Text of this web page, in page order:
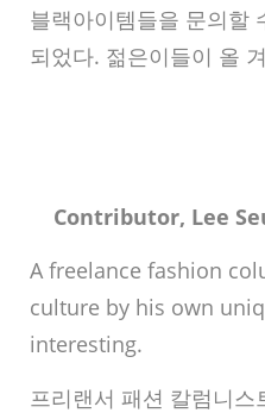
블랙아이템들을 문의할
되었다. 젊은이들이 올
Contributor, Lee
A freelance fashion
culture by his own
interesting.
프리랜서 패션 칼럼니